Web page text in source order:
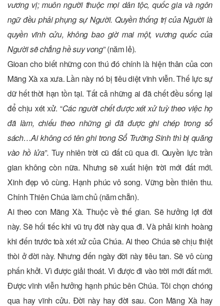
vương vị; muôn người thuộc mọi dân tộc, quốc gia và ngôn
ngữ đều phải phụng sự Người. Quyền thống trị của Người là
quyền vĩnh cửu, không bao giờ mai một, vương quốc của
Người sẽ chẳng hề suy vong” (năm lẻ).
Gioan cho biết những con thú đó chính là hiện thân của con
Mãng Xà xa xưa. Lần này nó bị tiêu diệt vĩnh viễn. Thế lực sự
dữ hết thời hạn tồn tại. Tất cả những ai đã chết đều sống lại
để chịu xét xử. “Các người chết được xét xử tuỳ theo việc họ
đã làm, chiếu theo những gì đã được ghi chép trong sổ
sách…Ai không có tên ghi trong Sổ Trường Sinh thì bị quăng
vào hồ lửa”. Tuy nhiên trời cũ đất cũ qua đi. Quyền lực trần
gian không còn nữa. Nhưng sẽ xuất hiện trời mới đất mới.
Xinh đẹp vô cùng. Hạnh phúc vô song. Vững bền thiên thu.
Chính Thiên Chúa làm chủ (năm chẵn).
Ai theo con Mãng Xà. Thuộc về thế gian. Sẽ hưởng lợi đời
này. Sẽ hối tiếc khi vũ trụ đời này qua đi. Và phải kinh hoàng
khi đến trước toà xét xử của Chúa. Ai theo Chúa sẽ chịu thiệt
thòi ở đời này. Nhưng đến ngày đời này tiêu tan. Sẽ vô cùng
phấn khởi. Vì được giải thoát. Vì được đi vào trời mới đất mới.
Được vĩnh viễn hưởng hạnh phúc bên Chúa. Tôi chọn chóng
qua hay vĩnh cửu. Đời này hay đời sau. Con Mãng Xà hay